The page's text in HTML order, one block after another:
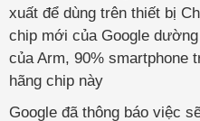
xuất để dùng trên thiết bị
chip mới của Google
của Arm, 90% smartphone
hãng chip này
Google đã thông báo việc